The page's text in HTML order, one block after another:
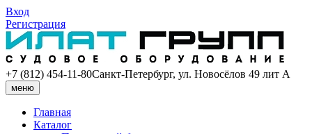
Вход
Регистрация
+7 (812) 454-11-80Санкт-Петербург, ул. Новосёлов 49 лит А
меню
Главная
Каталог